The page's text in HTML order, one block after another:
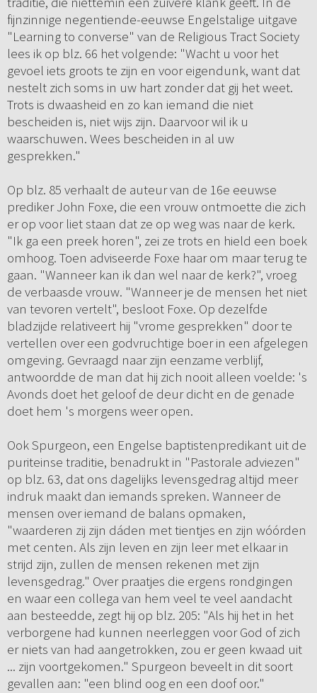
fijnzinnige negentiende-eeuwse Engelstalige uitgave
"Learning to converse" van de Religious Tract Society
lees ik op blz. 66 het volgende: "Wacht u voor het
gevoel iets groots te zijn en voor eigendunk, want dat
nestelt zich soms in uw hart zonder dat gij het weet.
Trots is dwaasheid en zo kan iemand die niet
bescheiden is, niet wijs zijn. Daarvoor wil ik u
waarschuwen. Wees bescheiden in al uw
gesprekken."
Op blz. 85 verhaalt de auteur van de 16e eeuwse
prediker John Foxe, die een vrouw ontmoette die zich
er op voor liet staan dat ze op weg was naar de kerk.
"Ik ga een preek horen", zei ze trots en hield een boek
omhoog. Toen adviseerde Foxe haar om maar terug te
gaan. "Wanneer kan ik dan wel naar de kerk?", vroeg
de verbaasde vrouw. "Wanneer je de mensen het niet
van tevoren vertelt", besloot Foxe. Op dezelfde
bladzijde relativeert hij "vrome gesprekken" door te
vertellen over een godvruchtige boer in een afgelegen
omgeving. Gevraagd naar zijn eenzame verblijf,
antwoordde de man dat hij zich nooit alleen voelde: 's
Avonds doet het geloof de deur dicht en de genade
doet hem 's morgens weer open.
Ook Spurgeon, een Engelse baptistenpredikant uit de
puriteinse traditie, benadrukt in "Pastorale adviezen"
op blz. 63, dat ons dagelijks levensgedrag altijd meer
indruk maakt dan iemands spreken. Wanneer de
mensen over iemand de balans opmaken,
"waarderen zij zijn dáden met tientjes en zijn wóórden
met centen. Als zijn leven en zijn leer met elkaar in
strijd zijn, zullen de mensen rekenen met zijn
levensgedrag." Over praatjes die ergens rondgingen
en waar een collega van hem veel te veel aandacht
aan besteedde, zegt hij op blz. 205: "Als hij het in het
verborgene had kunnen neerleggen voor God of zich
er niets van had aangetrokken, zou er geen kwaad uit
... zijn voortgekomen." Spurgeon beveelt in dit soort
gevallen aan: "een blind oog en een doof oor."